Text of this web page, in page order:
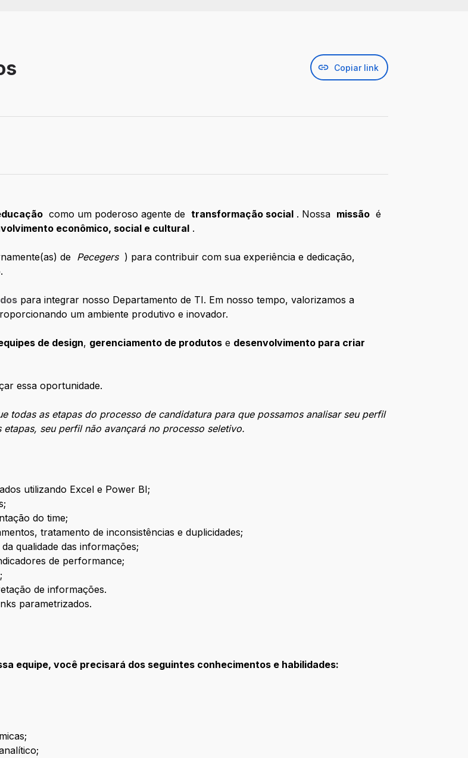
Copiar link
como um poderoso agente detransformação social . Nossa missão é
econômico, social e cultural .
de Pecegers) para contribuir com sua experiência e dedicação,
para integrar nosso Departamento de TI. Em nosso tempo, valorizamos a
um ambiente produtivo e inovador.
de design, gerenciamento de produtos e desenvolvimento para criar
essa oportunidade.
todas as etapas do processo de candidatura para que possamos analisar seu perfil
seu perfil não avançará no processo seletivo.
utilizando Excel e Power BI;
do time;
tratamento de inconsistências e duplicidades;
qualidade das informações;
de performance;
de informações.
parametrizados.
equipe, você precisará dos seguintes conhecimentos e habilidades: